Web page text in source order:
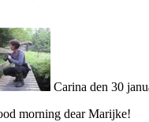
Carina den 30
morning dear Marijke!